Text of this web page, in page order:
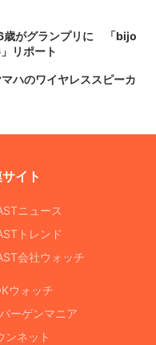
歳がグランプリに 「bijo
リポート
ハのワイヤレススピーカ
イト
ニュース
トレンド
会社ウォッチ
ウォッチ
ーゲンマニア
ンネット